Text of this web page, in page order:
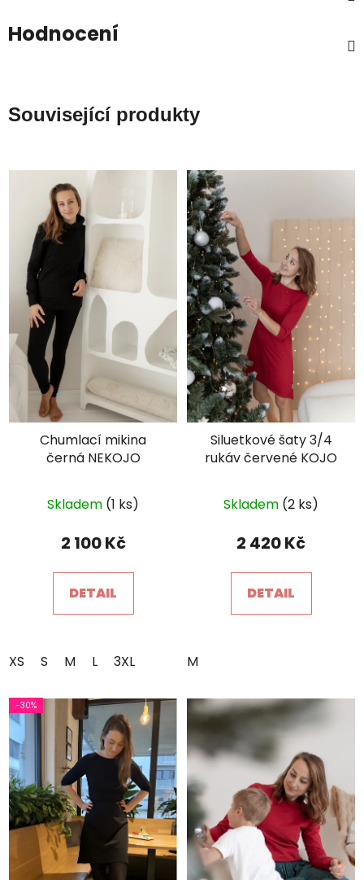
Hodnocení
Související produkty
Chumlací mikina
černá NEKOJO
hodnocení
produktu
5,0
z
Skladem (1 ks)
2 100 Kč
DETAIL
XS S M L 3XL
Siluetkové šaty 3/4
rukáv červené KOJO
Skladem (2 ks)
2 420 Kč
DETAIL
M
-30%